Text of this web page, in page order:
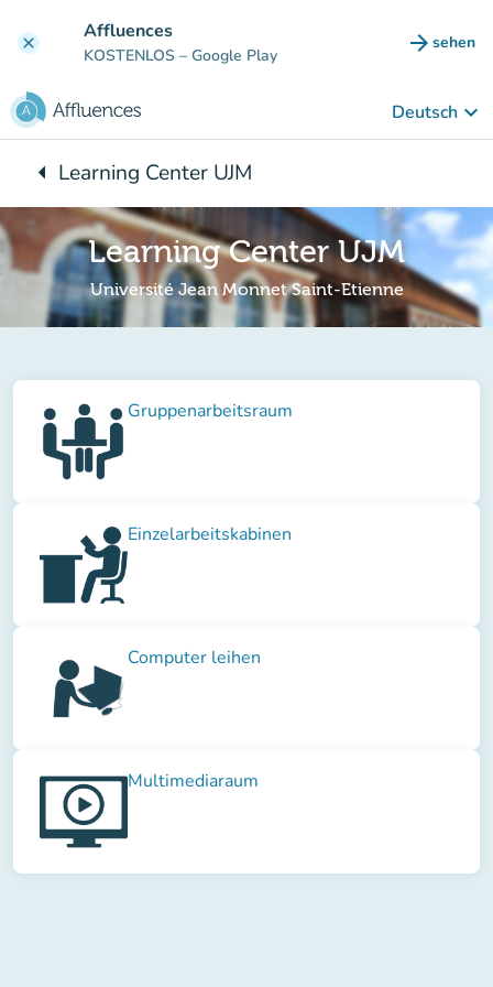
clear Affluences
KOSTENLOS – Google Play arrow_forward sehen
(new
Deutsch keyboard_arrow_down
arrow_leftZurück zu:
Learning Center UJM
Learning Center UJM
Université Jean Monnet Saint-Etienne
Gruppenarbeitsraum
Einzelarbeitskabinen
Computer leihen
Multimediaraum